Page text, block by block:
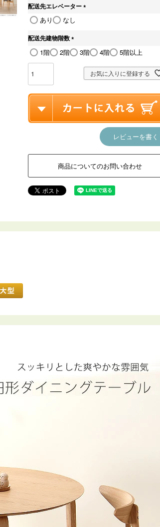
配送先エレベーター
あり なし
配送先建物階数
(
必
1階 2階 3階 4階 5階以上
お気に入りに登録する
レビューを書く
商品についてのお問い合わせ